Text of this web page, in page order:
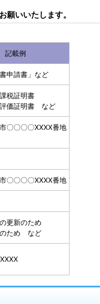
願いいたします。
記載例
申請書」など
税証明書
価証明書 など
〇〇〇〇XXXX番地
〇〇〇〇XXXX番地
更新のため
ため など